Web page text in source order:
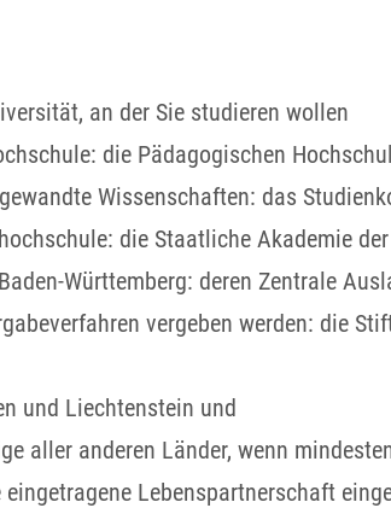
an der Sie studieren wollen
die Pädagogischen
Wissenschaften: das
die Staatliche Akademie
Württemberg: deren Zentrale
vergeben werden: die
und Liechtenstein und
aller anderen Länder, wenn
eingetragene Lebenspartnerschaft